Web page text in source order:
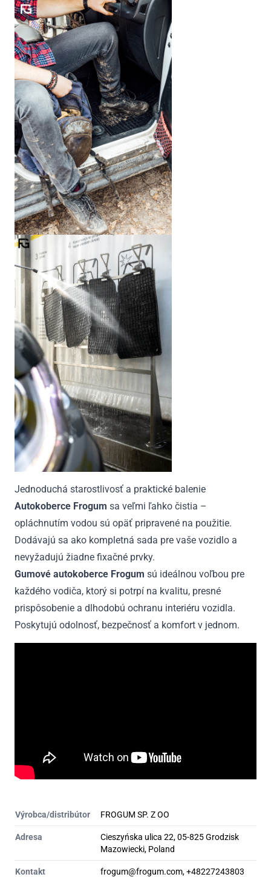
Jednoduchá starostlivosť a praktické balenie
Autokoberce Frogum sa veľmi ľahko čistia –
opláchnutím vodou sú opäť pripravené na použitie.
Dodávajú sa ako kompletná sada pre vaše vozidlo a
nevyžadujú žiadne fixačné prvky.
Gumové autokoberce Frogum sú ideálnou voľbou pre
každého vodiča, ktorý si potrpí na kvalitu, presné
prispôsobenie a dlhodobú ochranu interiéru vozidla.
Poskytujú odolnosť, bezpečnosť a komfort v jednom.
Výrobca/distribútor FROGUM SP. Z OO
Adresa
Cieszyńska ulica 22, 05-825 Grodzisk
Mazowiecki, Poland
Kontakt frogum@frogum.com, +48227243803